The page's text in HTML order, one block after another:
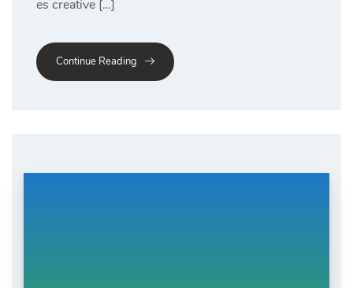
es creative […]
Continue Reading